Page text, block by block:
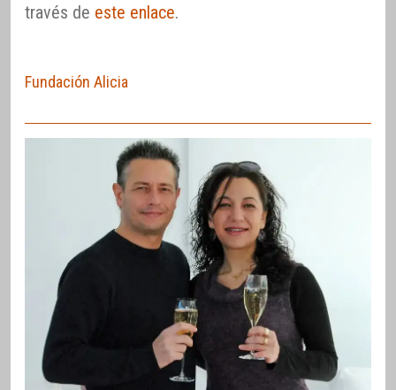
través de este enlace.
Fundación Alicia